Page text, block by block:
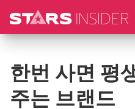
한번 사면 평
주는 브랜드